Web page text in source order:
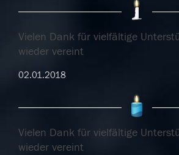
Vielen Dank für vielfältige
wieder vereint
02.01.2018
Vielen Dank für vielfältige
wieder vereint